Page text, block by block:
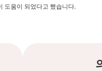
도움이 되었다고 했습니다.